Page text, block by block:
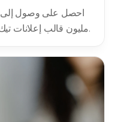
مليون قالب إعلانات تيك توك مصمم لتجارة الإلكترونية.